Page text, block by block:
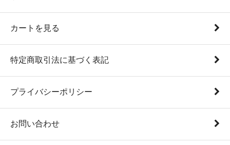
カートを見る
特定商取引法に基づく表記
プライバシーポリシー
お問い合わせ